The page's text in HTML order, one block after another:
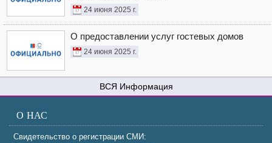
24 июня 2025 г.
О предоставлении услуг гостевых домов
24 июня 2025 г.
Информация
О НАС
Свидетельство о регистрации СМИ: